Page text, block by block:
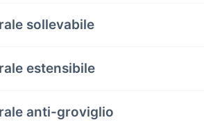
sollevabile
estensibile
anti-groviglio